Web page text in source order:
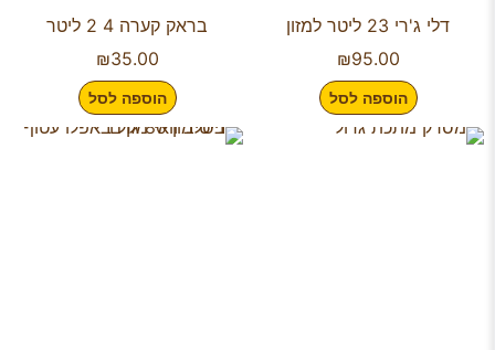
דלי ג'רי 23 ליטר למזון
₪95.00
הוספה לסל
בראק קערה 4 2 ליטר
₪35.00
הוספה לסל